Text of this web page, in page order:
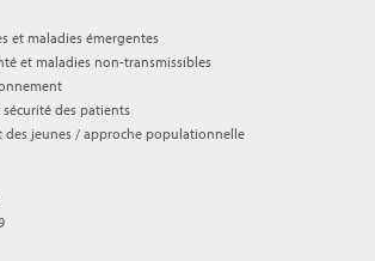
et maladies émergentes
et maladies non-transmissibles
sécurité des patients
des jeunes / approche populationnelle